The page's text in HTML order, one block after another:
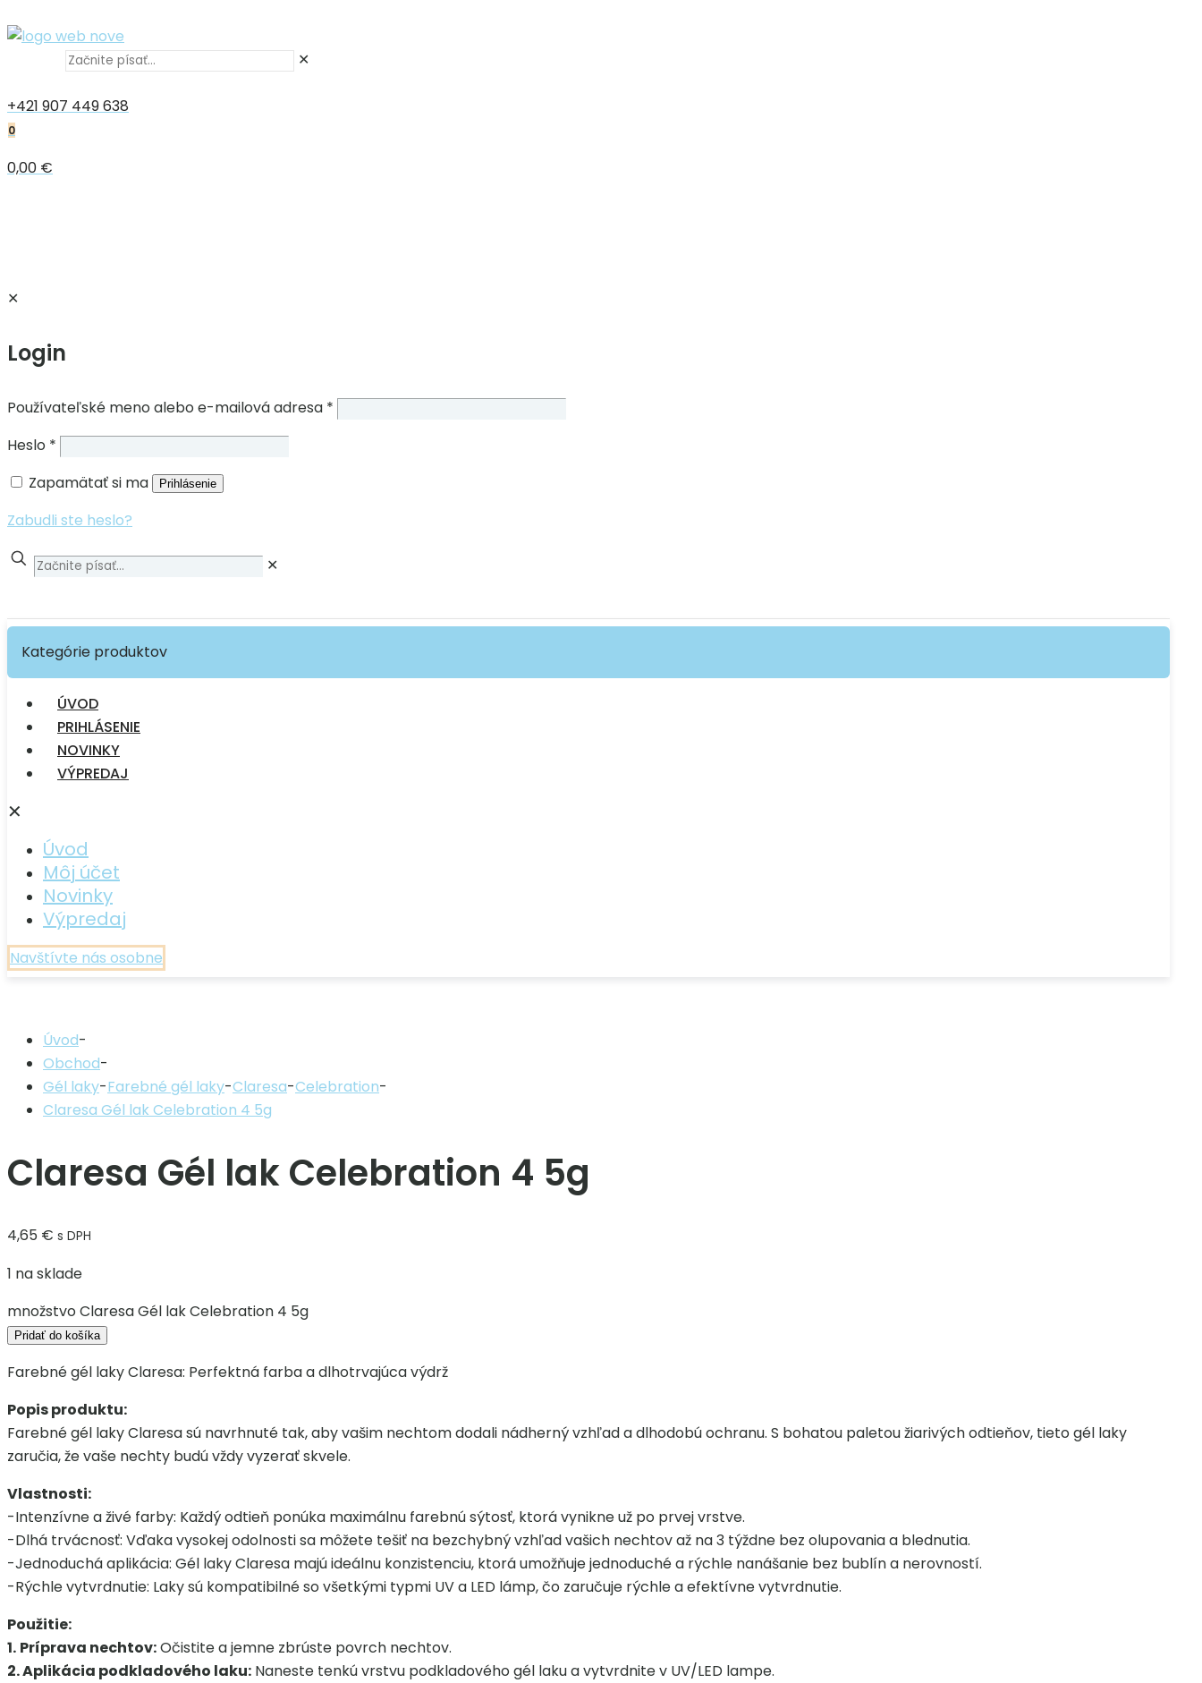
✕
+421 907 449 638
0
0,00 €
✕
Login
Používateľské meno alebo e-mailová adresa *
Heslo *
Zapamätať si ma
Prihlásenie
Zabudli ste heslo?
✕
Kategórie produktov
ÚVOD
PRIHLÁSENIE
NOVINKY
VÝPREDAJ
✕
Úvod
Môj účet
Novinky
Výpredaj
Navštívte nás osobne
Úvod-
Obchod-
Gél laky-Farebné gél laky-Claresa-Celebration-
Claresa Gél lak Celebration 4 5g
Claresa Gél lak Celebration 4 5g
4,65 € s DPH
1 na sklade
množstvo Claresa Gél lak Celebration 4 5g
Pridať do košíka
Farebné gél laky Claresa: Perfektná farba a dlhotrvajúca výdrž
Popis produktu:
Farebné gél laky Claresa sú navrhnuté tak, aby vašim nechtom dodali nádherný vzhľad a dlhodobú ochranu. S bohatou paletou žiarivých odtieňov, tieto gél laky
zaručia, že vaše nechty budú vždy vyzerať skvele.
Vlastnosti:
-Intenzívne a živé farby: Každý odtieň ponúka maximálnu farebnú sýtosť, ktorá vynikne už po prvej vrstve.
-Dlhá trvácnosť: Vďaka vysokej odolnosti sa môžete tešiť na bezchybný vzhľad vašich nechtov až na 3 týždne bez olupovania a blednutia.
-Jednoduchá aplikácia: Gél laky Claresa majú ideálnu konzistenciu, ktorá umožňuje jednoduché a rýchle nanášanie bez bublín a nerovností.
-Rýchle vytvrdnutie: Laky sú kompatibilné so všetkými typmi UV a LED lámp, čo zaručuje rýchle a efektívne vytvrdnutie.
Použitie:
1. Príprava nechtov:Očistite a jemne zbrúste povrch nechtov.
2. Aplikácia podkladového laku: Naneste tenkú vrstvu podkladového gél laku a vytvrdnite v UV/LED lampe.